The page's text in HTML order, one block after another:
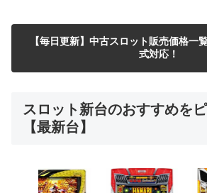
【毎日更新】中古スロット販売価格一
式対応！
スロット新台のおすすめを
【最新台】